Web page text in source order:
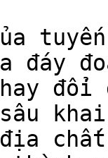
đáy
chất